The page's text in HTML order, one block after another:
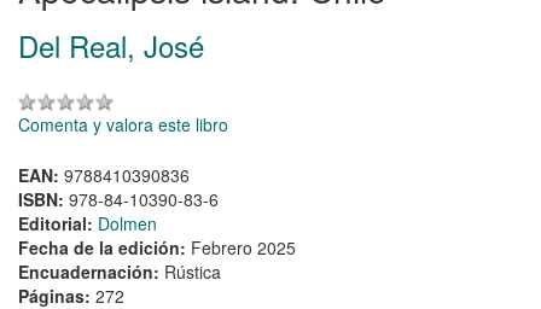
Del Real, José
Comenta y valora este libro
EAN: 9788410390836
ISBN: 978-84-10390-83-6
Editorial: Dolmen
Fecha de la edición: Febrero 2025
Encuadernación: Rústica
Páginas: 272